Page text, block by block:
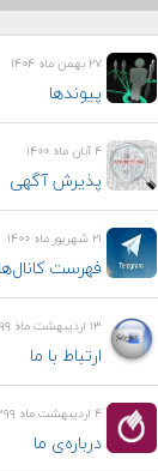
۲۷ بهمن ماه ۱۴۰۴
پیوندها
۴ آبان ماه ۱۴۰۰
پذیرش آگهی
۲۱ شهریور ماه ۱۴۰۰
فهرست
۱۳ اردیبهشت ماه ۱۳۹۹
ارتباط با ما
۴ اردیبهشت ماه ۱۳۹۹
درباره‌ی ما